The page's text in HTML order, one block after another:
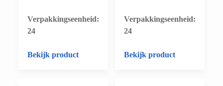
​Verpakkingseenheid:
24
Bekijk product
​Verpakkingseenheid:
24
Bekijk product